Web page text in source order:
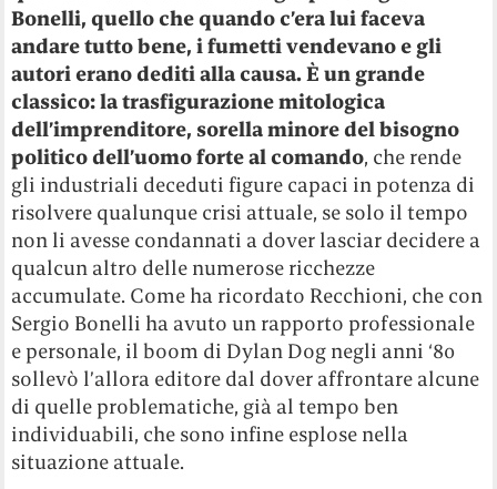
Bonelli, quello che quando c’era lui faceva
andare tutto bene, i fumetti vendevano e gli
autori erano dediti alla causa. È un grande
classico: la trasfigurazione mitologica
dell’imprenditore, sorella minore del bisogno
politico dell’uomo forte al comando, che rende
gli industriali deceduti figure capaci in potenza di
risolvere qualunque crisi attuale, se solo il tempo
non li avesse condannati a dover lasciar decidere a
qualcun altro delle numerose ricchezze
accumulate. Come ha ricordato Recchioni, che con
Sergio Bonelli ha avuto un rapporto professionale
e personale, il boom di Dylan Dog negli anni ‘80
sollevò l’allora editore dal dover affrontare alcune
di quelle problematiche, già al tempo ben
individuabili, che sono infine esplose nella
situazione attuale.